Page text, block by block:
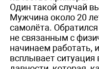
Один такой случай
Мужчина около 20
самолёта.
не связанным с
начинаем работать,
всплывает